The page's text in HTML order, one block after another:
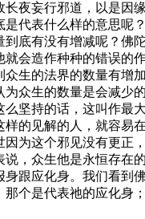
夜妄行邪道，以是因
表什么样的意思呢
底有没有增减呢？
会造作种种的错误
生的法界的数量有
众生的数量是会减
坚持的话，这叫作
的见解的人，就容易
为这个邪见没有更正
众生他是永恒存在的
应化身。我们看到
个是代表祂的应化